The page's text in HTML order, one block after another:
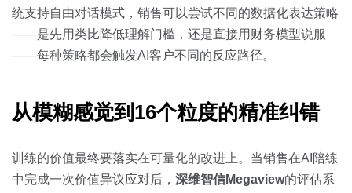
统支持自由对话模式，销售可以尝试不同的数据化表达策略
——是先用类比降低理解门槛，还是直接用财务模型说服
——每种策略都会触发AI客户不同的反应路径。
从模糊感觉到16个粒度的精准纠错
训练的价值最终要落实在可量化的改进上。当销售在AI陪练
中完成一次价值异议应对后， 深维智信Megaview的评估系